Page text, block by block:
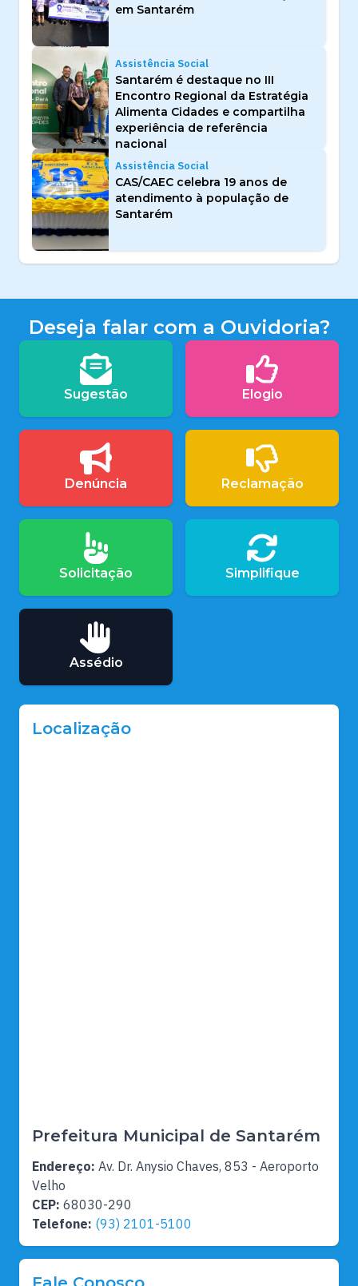
em Santarém
Assistência Social
Santarém é destaque no III
Encontro Regional da Estratégia
Alimenta Cidades e compartilha
experiência de referência
nacional
Assistência Social
CAS/CAEC celebra 19 anos de
atendimento à população de
Santarém
Deseja falar com a Ouvidoria?
Sugestão Elogio
Denúncia Reclamação
Solicitação Simplifique
Assédio
Localização
Prefeitura Municipal de Santarém
Endereço: Av. Dr. Anysio Chaves, 853 - Aeroporto
Velho
CEP: 68030-290
Telefone: (93) 2101-5100